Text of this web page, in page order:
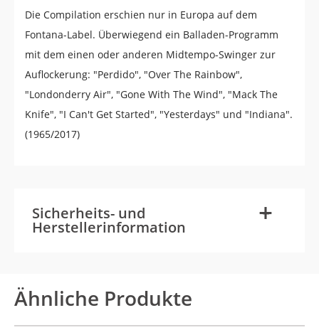
Die Compilation erschien nur in Europa auf dem
Fontana-Label. Überwiegend ein Balladen-Programm
mit dem einen oder anderen Midtempo-Swinger zur
Auflockerung: "Perdido", "Over The Rainbow",
"Londonderry Air", "Gone With The Wind", "Mack The
Knife", "I Can't Get Started", "Yesterdays" und "Indiana".
(1965/2017)
Sicherheits- und
Herstellerinformation +
-
Ähnliche Produkte